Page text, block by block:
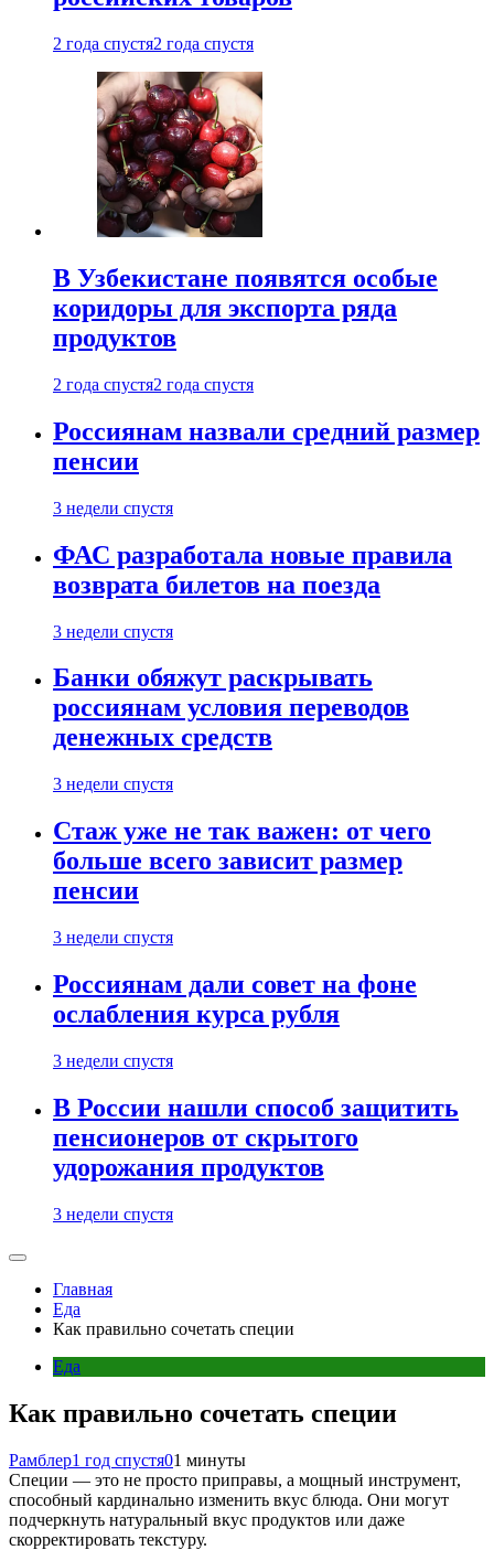
2 года спустя2 года спустя
В Узбекистане появятся особые
коридоры для экспорта ряда
продуктов
2 года спустя2 года спустя
Россиянам назвали средний размер
пенсии
3 недели спустя
ФАС разработала новые правила
возврата билетов на поезда
3 недели спустя
Банки обяжут раскрывать
россиянам условия переводов
денежных средств
3 недели спустя
Стаж уже не так важен: от чего
больше всего зависит размер
пенсии
3 недели спустя
Россиянам дали совет на фоне
ослабления курса рубля
3 недели спустя
В России нашли способ защитить
пенсионеров от скрытого
удорожания продуктов
3 недели спустя
Главная
Еда
Как правильно сочетать специи
Еда
Как правильно сочетать специи
Рамблер1 год спустя01 минуты
Специи — это не просто приправы, а мощный инструмент,
способный кардинально изменить вкус блюда. Они могут
подчеркнуть натуральный вкус продуктов или даже
скорректировать текстуру.